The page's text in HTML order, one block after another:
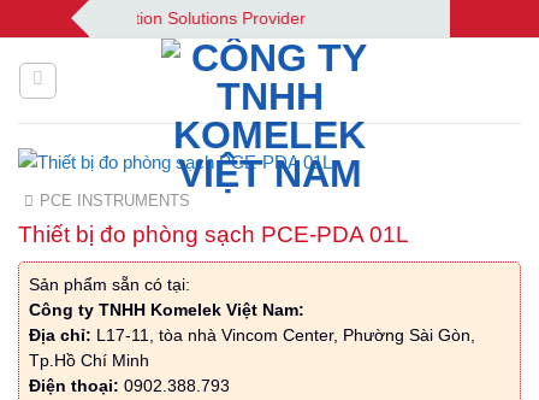
qua
nội
dung
Your Automation Solutions Provider
PCE INSTRUMENTS
Thiết bị đo phòng sạch PCE-PDA 01L
Sản phẩm sẵn có tại:
Công ty TNHH Komelek Việt Nam:
Địa chỉ: L17-11, tòa nhà Vincom Center, Phường Sài Gòn,
Tp.Hồ Chí Minh
Điện thoại: 0902.388.793